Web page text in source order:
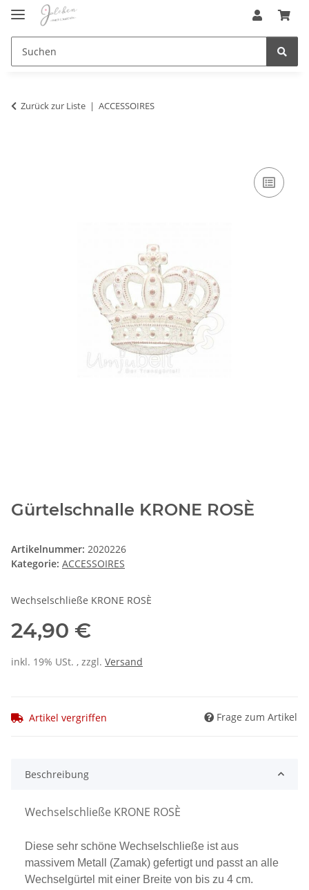
Zurück zur Liste ACCESSOIRES
Gürtelschnalle KRONE ROSÈ
Artikelnummer: 2020226
Kategorie: ACCESSOIRES
Wechselschließe KRONE ROSÈ
24,90 €
inkl. 19% USt. , zzgl. Versand
Artikel vergriffen Frage zum Artikel
Beschreibung
Wechselschließe KRONE ROSÈ
Diese sehr schöne Wechselschließe ist aus
massivem Metall (Zamak) gefertigt und passt an alle
Wechselgürtel mit einer Breite von bis zu 4 cm.